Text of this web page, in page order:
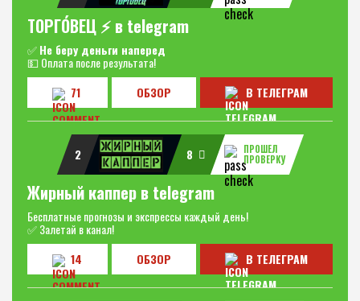
ТОРГО́ВЕЦ ⚡️ в telegram
✅Не беру деньги наперед
💵 Оплата после результата!
71
ОБЗОР В ТЕЛЕГРАМ
2 8
ПРОШЕЛ
ПРОВЕРКУ
Жирный каппер в telegram
Бесплатные прогнозы и экспрессы каждый день!
✅ Залетай в канал!
14
ОБЗОР В ТЕЛЕГРАМ